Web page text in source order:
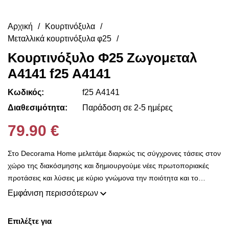
Αρχική
Κουρτινόξυλα
Μεταλλικά κουρτινόξυλα φ25
Κουρτινόξυλο Φ25 Ζωγομεταλ
Α4141 f25 Α4141
Κωδικός:
f25 Α4141
Διαθεσιμότητα:
Παράδοση σε 2-5 ημέρες
79.90 €
Στο Decorama Home μελετάμε διαρκώς τις σύγχρονες τάσεις στον
χώρο της διακόσμησης και δημιουργούμε νέες πρωτοποριακές
προτάσεις και λύσεις με κύριο γνώμονα την ποιότητα και το
ασύγκριτο design, προκειμένου να είμαστε πάντοτε σε θέση να
ιδέες διακόσμησης, που ικανοποιούν ακόμη και τους πιο
Εμφάνιση περισσότερων
Επιλέξτε για